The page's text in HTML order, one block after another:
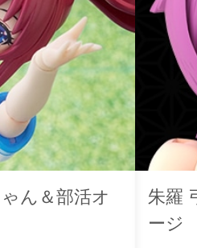
ん＆部活オ
朱羅
ージ